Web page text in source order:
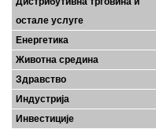
остале услуге
Енергетика
Животна средина
Здравство
Индустрија
Инвестиције